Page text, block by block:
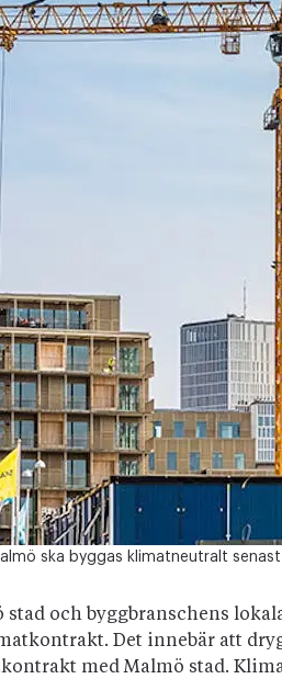
ska byggas klimatneutralt
stad och byggbranschens
Det innebär att
med Malmö stad.